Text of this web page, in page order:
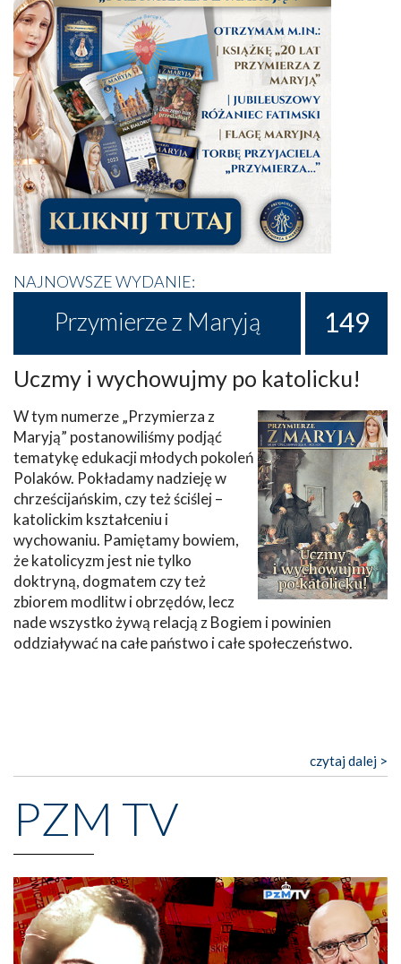
NAJNOWSZE WYDANIE:
Przymierze z Maryją 149
Uczmy i wychowujmy po katolicku!
W tym numerze „Przymierza z
Maryją” postanowiliśmy podjąć
tematykę edukacji młodych pokoleń
Polaków. Pokładamy nadzieję w
chrześcijańskim, czy też ściślej –
katolickim kształceniu i
wychowaniu. Pamiętamy bowiem,
że katolicyzm jest nie tylko
doktryną, dogmatem czy też
zbiorem modlitw i obrzędów, lecz
nade wszystko żywą relacją z Bogiem i powinien
oddziaływać na całe państwo i całe społeczeństwo.
czytaj dalej >
PZM TV